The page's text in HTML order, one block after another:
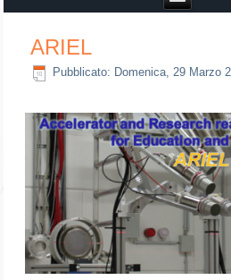
ARIEL
Pubblicato: Domenica, 29 Marzo